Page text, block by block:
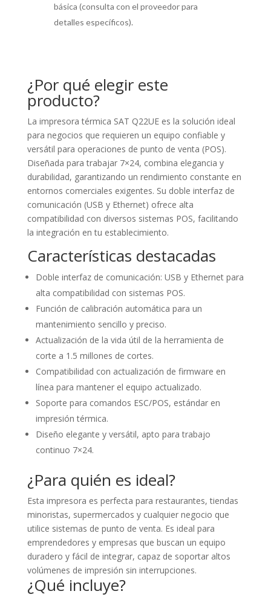
básica (consulta con el proveedor para
detalles específicos).
¿Por qué elegir este
producto?
La impresora térmica SAT Q22UE es la solución ideal
para negocios que requieren un equipo confiable y
versátil para operaciones de punto de venta (POS).
Diseñada para trabajar 7×24, combina elegancia y
durabilidad, garantizando un rendimiento constante en
entornos comerciales exigentes. Su doble interfaz de
comunicación (USB y Ethernet) ofrece alta
compatibilidad con diversos sistemas POS, facilitando
la integración en tu establecimiento.
Características destacadas
Doble interfaz de comunicación: USB y Ethernet para
alta compatibilidad con sistemas POS.
Función de calibración automática para un
mantenimiento sencillo y preciso.
Actualización de la vida útil de la herramienta de
corte a 1.5 millones de cortes.
Compatibilidad con actualización de firmware en
línea para mantener el equipo actualizado.
Soporte para comandos ESC/POS, estándar en
impresión térmica.
Diseño elegante y versátil, apto para trabajo
continuo 7×24.
¿Para quién es ideal?
Esta impresora es perfecta para restaurantes, tiendas
minoristas, supermercados y cualquier negocio que
utilice sistemas de punto de venta. Es ideal para
emprendedores y empresas que buscan un equipo
duradero y fácil de integrar, capaz de soportar altos
volúmenes de impresión sin interrupciones.
¿Qué incluye?